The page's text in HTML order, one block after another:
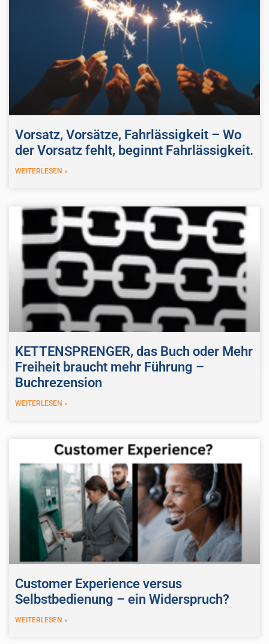
Vorsatz, Vorsätze, Fahrlässigkeit – Wo
der Vorsatz fehlt, beginnt Fahrlässigkeit.
WEITERLESEN »
KETTENSPRENGER, das Buch oder Mehr
Freiheit braucht mehr Führung –
Buchrezension
WEITERLESEN »
Customer Experience versus
Selbstbedienung – ein Widerspruch?
WEITERLESEN »